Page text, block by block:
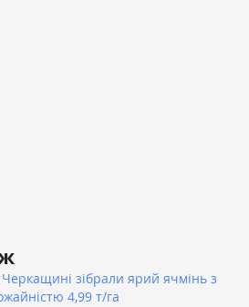
зібрали ярий ячмінь з
4,99 т/га